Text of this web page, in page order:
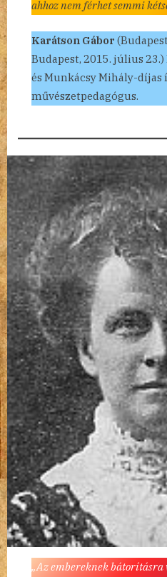
ahhoz nem férhet semmi
Karátson Gábor
Budapest, 2015. július
és Munkácsy Mihály-díjas
művészetpedagógus.
„Az embereknek bátorításra